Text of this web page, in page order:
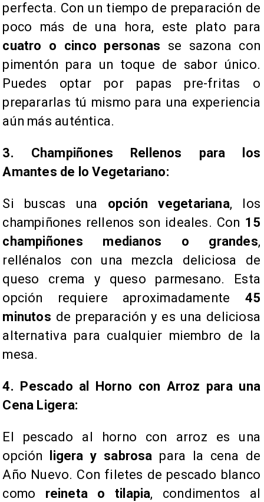
perfecta. Con un tiempo de preparación de
poco más de una hora, este plato para
cuatro o cinco personas se sazona con
pimentón para un toque de sabor único.
Puedes optar por papas pre-fritas o
prepararlas tú mismo para una experiencia
aún más auténtica.
3. Champiñones Rellenos para los
Amantes de lo Vegetariano:
Si buscas una opción vegetariana, los
champiñones rellenos son ideales. Con 15
champiñones medianos o grandes,
rellénalos con una mezcla deliciosa de
queso crema y queso parmesano. Esta
opción requiere aproximadamente 45
minutos de preparación y es una deliciosa
alternativa para cualquier miembro de la
mesa.
4. Pescado al Horno con Arroz para una
Cena Ligera:
El pescado al horno con arroz es una
opción
ligera y sabrosa para la cena de
Año Nuevo. Con filetes de pescado blanco
como reineta o tilapia, condimentos al